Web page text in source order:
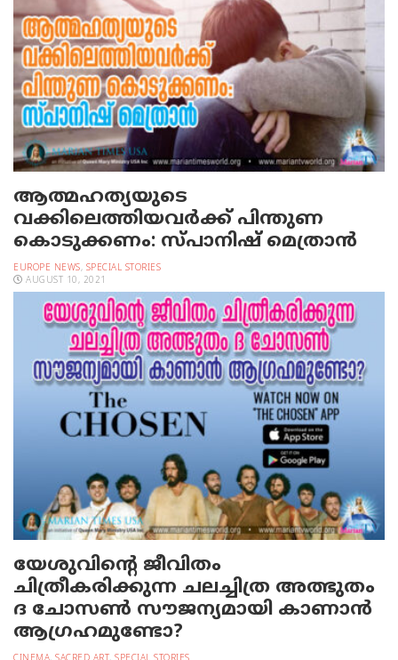
ആത്മഹത്യയുടെ
വക്കിലെത്തിയവര്‍ക്ക് പിന്തുണ
കൊടുക്കണം: സ്പാനിഷ് മെത്രാന്‍
EUROPE NEWS, SPECIAL STORIES
AUGUST 10, 2021
യേശുവിന്റെ ജീവിതം
ചിത്രീകരിക്കുന്ന ചലച്ചിത്ര അത്ഭുതം
ദ ചോസണ്‍ സൗജന്യമായി കാണാന്‍
ആഗ്രഹമുണ്ടോ?